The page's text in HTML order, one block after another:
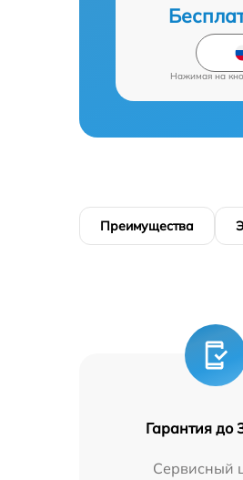
Нажимая на
Преимущества
Гарантия до
Сервисный